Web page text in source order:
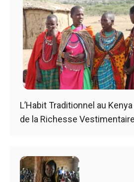
L’Habit Traditionnel au
de la Richesse